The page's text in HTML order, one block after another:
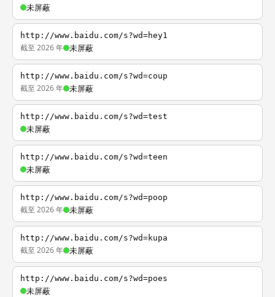
未屏蔽
http://www.baidu.com/s?wd=hey1
截至 2026 年 未屏蔽
http://www.baidu.com/s?wd=coup
截至 2026 年 未屏蔽
http://www.baidu.com/s?wd=test
未屏蔽
http://www.baidu.com/s?wd=teen
未屏蔽
http://www.baidu.com/s?wd=poop
截至 2026 年 未屏蔽
http://www.baidu.com/s?wd=kupa
截至 2026 年 未屏蔽
http://www.baidu.com/s?wd=poes
未屏蔽